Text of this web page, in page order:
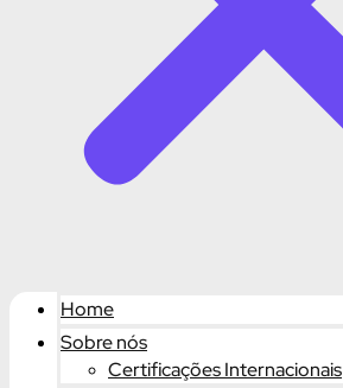
Home
Sobre nós
Certificações Internacionais